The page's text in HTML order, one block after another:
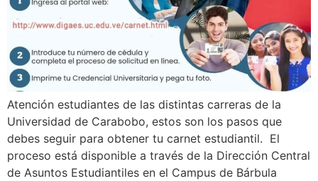
Atención estudiantes de las distintas carreras de la
Universidad de Carabobo, estos son los pasos que
debes seguir para obtener tu carnet estudiantil. El
proceso está disponible a través de la Dirección Central
de Asuntos Estudiantiles en el Campus de Bárbula